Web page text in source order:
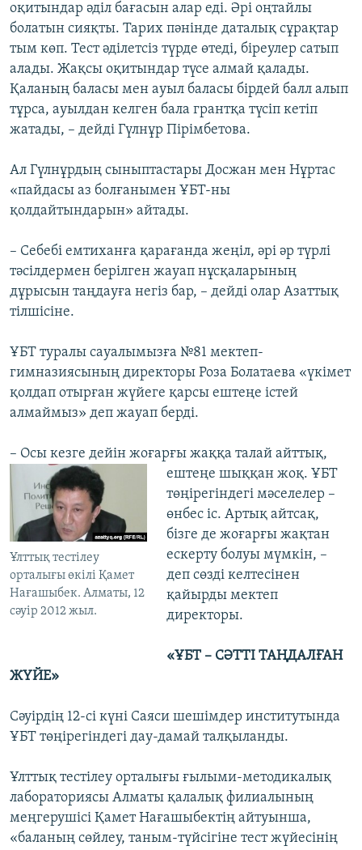
оқитындар әділ бағасын алар еді. Әрі оңтайлы
болатын сияқты. Тарих пәнінде даталық сұрақтар
тым көп. Тест әділетсіз түрде өтеді, біреулер сатып
алады. Жақсы оқитындар түсе алмай қалады.
Қаланың баласы мен ауыл баласы бірдей балл алып
тұрса, ауылдан келген бала грантқа түсіп кетіп
жатады, – дейді Гүлнұр Пірімбетова.
Ал Гүлнұрдың сыныптастары Досжан мен Нұртас
«пайдасы аз болғанымен ҰБТ-ны
қолдайтындарын» айтады.
– Себебі емтиханға қарағанда жеңіл, әрі әр түрлі
тәсілдермен берілген жауап нұсқаларының
дұрысын таңдауға негіз бар, – дейді олар Азаттық
тілшісіне.
ҰБТ туралы сауалымызға №81 мектеп-
гимназиясының директоры Роза Болатаева «үкімет
қолдап отырған жүйеге қарсы ештеңе істей
алмаймыз» деп жауап берді.
– Осы кезге дейін жоғарғы жаққа талай айттық,
ештеңе шыққан жоқ. ҰБТ
Ұлттық тестілеу
орталығы өкілі Қамет
Нағашыбек. Алматы, 12
сәуір 2012 жыл.
төңірегіндегі мәселелер –
өнбес іс. Артық айтсақ,
бізге де жоғарғы жақтан
ескерту болуы мүмкін, –
деп сөзді келтесінен
қайырды мектеп
директоры.
«ҰБТ – СӘТТІ ТАҢДАЛҒАН
ЖҮЙЕ»
Сәуірдің 12-сі күні Саяси шешімдер институтында
ҰБТ төңірегіндегі дау-дамай талқыланды.
Ұлттық тестілеу орталығы ғылыми-методикалық
лабораториясы Алматы қалалық филиалының
меңгерушісі Қамет Нағашыбектің айтуынша,
«баланың сөйлеу, таным-түйсігіне тест жүйесінің